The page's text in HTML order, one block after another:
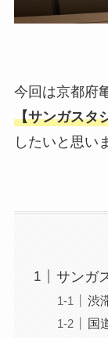
今回は京都府
【サンガスタ
したいと思い
サンガ
渋
国